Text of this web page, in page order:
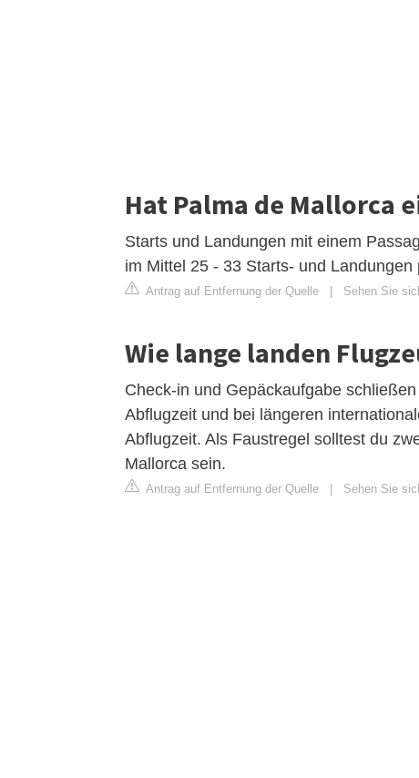
Hat Palma de Mallorca
Starts und Landungen mit einem
im Mittel 25 - 33 Starts- und
Antrag auf Entfernung der Quelle Sehen Sie
Wie lange landen
Check-in und Gepäckaufgabe
Abflugzeit und bei längeren
Abflugzeit. Als Faustregel solltest du
Mallorca sein.
Antrag auf Entfernung der Quelle Sehen Sie